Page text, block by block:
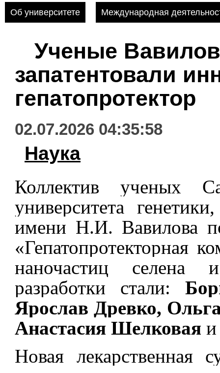
Об университете Международная
Ученые
запатентовали
гепатопротектор
02.07.2026 04:35:58
Наука
Коллектив ученых
университета
имени Н.И. Вавилова
«Гепатопротекторная
наночастиц селена
разработки стали:
Ярослав Древко,
Анастасия Шелковая
Новая лекарственная